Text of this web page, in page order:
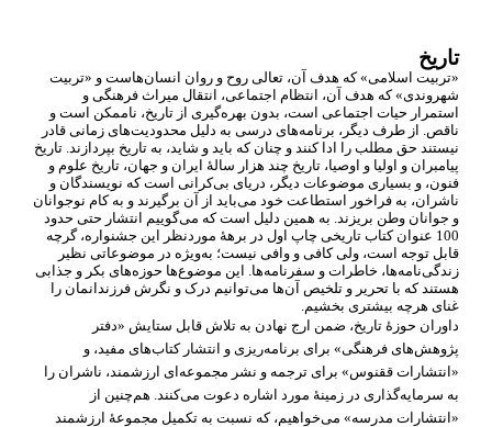
تاریخ
«تربیت اسلامی» که هدف آن، تعالی روح و روان انسانهاست و «تربیت
شهروندی» که هدف آن، انتظام اجتماعی، انتقال میراث فرهنگی و
استمرار حیات اجتماعی است، بدون بهرهگیری از تاریخ، ناممکن است و
ناقص. از طرف دیگر، برنامههای درسی به دلیل محدودیتهای زمانی قادر
نیستند حق مطلب را ادا کنند و چنان که باید و شاید، به تاریخ بپردازند. تاریخ
پیامبران و اولیا و اوصیا، تاریخ چند هزار سالۀ ایران و جهان، تاریخ علوم و
فنون، و بسیاری موضوعات دیگر، دریای بیکرانی است که نویسندگان و
ناشران، به فراخور استطاعت خود میباید از آن برگیرند و به کام نوجوانان
و جوانان وطن بریزند. به همین دلیل است که میگوییم انتشار حتی حدود
100 عنوان کتاب تاریخی چاپ اول در برهۀ موردنظر این جشنواره، گرچه
قابل توجه است، ولی کافی و وافی نیست؛ بهویژه در موضوعاتی نظیر
زندگینامهها، خاطرات و سفرنامهها. این موضوعها حوزههای بکر و جذابی
هستند که با تحریر و تلخیص آنها میتوانیم درک و نگرش فرزندانمان را
غنای هرچه بیشتری بخشیم.
داوران حوزۀ تاریخ، ضمن ارج نهادن به تلاش قابل ستایش «دفتر
پژوهشهای فرهنگی» برای برنامهریزی و انتشار کتابهای مفید، و
«انتشارات ققنوس» برای ترجمه و نشر مجموعه ای ارزشمند، ناشران را
به سرمایهگذاری در زمینۀ مورد اشاره دعوت میکنند. همچنین از
«انتشارات مدرسه» میخواهیم، که نسبت به تکمیل مجموعۀ ارزشمند